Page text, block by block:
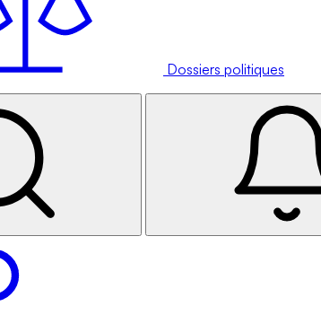
Dossiers politiques